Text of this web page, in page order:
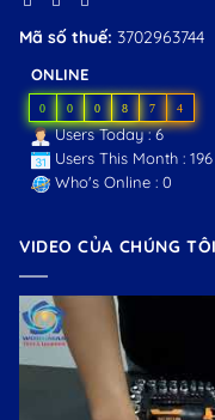
Mã số thuế: 3702963744
ONLINE
0 0 0 8 7 4
Users Today : 6
Users This Month : 196
Who's Online : 0
VIDEO CỦA CHÚNG TÔI